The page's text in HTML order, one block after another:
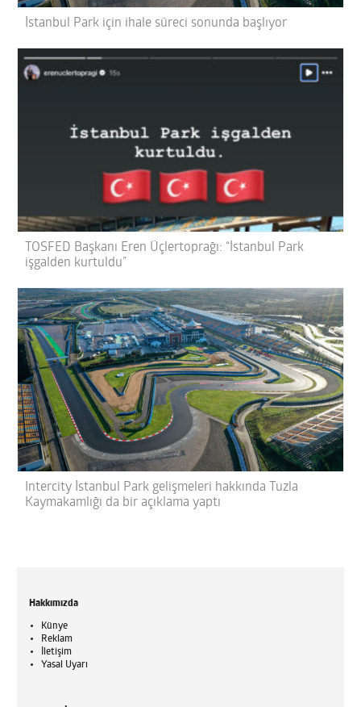
İstanbul Park için ihale süreci sonunda başlıyor
TOSFED Başkanı Eren Üçlertoprağı: “İstanbul Park
işgalden kurtuldu”
Intercity İstanbul Park gelişmeleri hakkında Tuzla
Kaymakamlığı da bir açıklama yaptı
Hakkımızda
Künye
Reklam
İletişim
Yasal Uyarı